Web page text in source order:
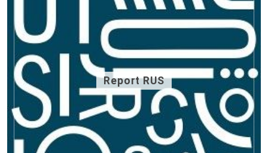
Report RUS